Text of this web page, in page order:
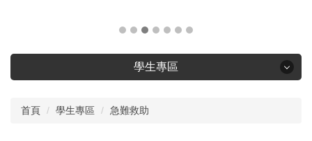
學生專區
學生專區
首頁 學生專區 急難救助